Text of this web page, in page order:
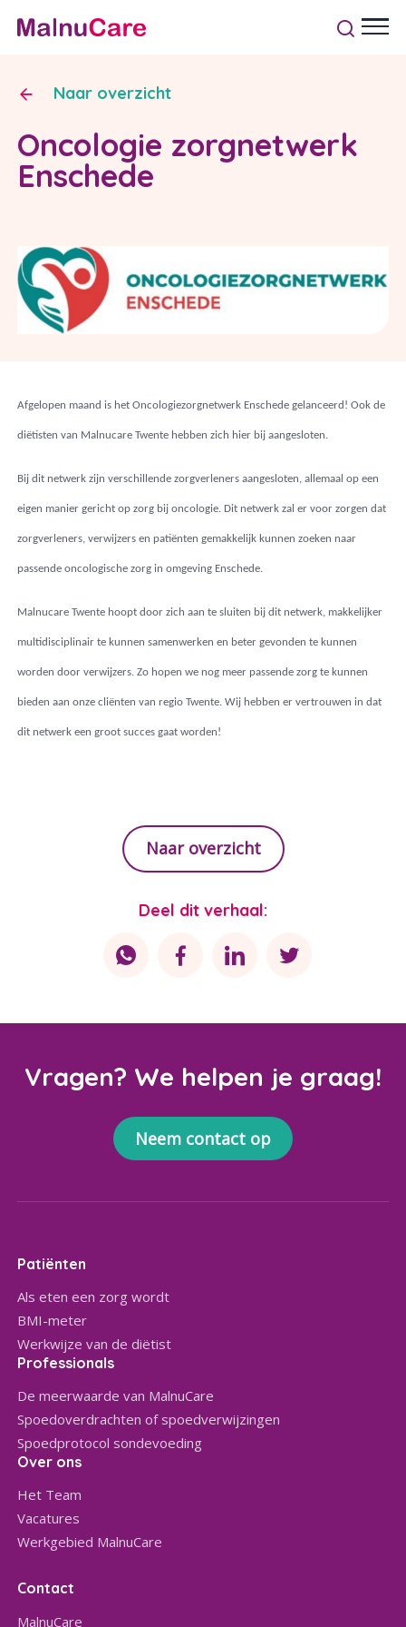
Waar ben je naar op zoek?
Naar overzicht
Oncologie zorgnetwerk
Enschede
Afgelopen maand is het Oncologiezorgnetwerk Enschede gelanceerd! Ook de
diëtisten van Malnucare Twente hebben zich hier bij aangesloten.
Bij dit netwerk zijn verschillende zorgverleners aangesloten, allemaal op een
eigen manier gericht op zorg bij oncologie. Dit netwerk zal er voor zorgen dat
zorgverleners, verwijzers en patiënten gemakkelijk kunnen zoeken naar
passende oncologische zorg in omgeving Enschede.
Malnucare Twente hoopt door zich aan te sluiten bij dit netwerk, makkelijker
multidisciplinair te kunnen samenwerken en beter gevonden te kunnen
worden door verwijzers. Zo hopen we nog meer passende zorg te kunnen
bieden aan onze cliënten van regio Twente. Wij hebben er vertrouwen in dat
dit netwerk een groot succes gaat worden!
Naar overzicht
Deel dit verhaal:
Vragen? We helpen je graag!
Neem contact op
Patiënten
Als eten een zorg wordt
BMI-meter
Werkwijze van de diëtist
Professionals
De meerwaarde van MalnuCare
Spoedoverdrachten of spoedverwijzingen
Spoedprotocol sondevoeding
Over ons
Het Team
Vacatures
Werkgebied MalnuCare
Contact
MalnuCare